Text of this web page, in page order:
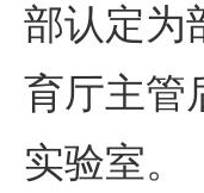
部认定为
育厅主管
实验室。